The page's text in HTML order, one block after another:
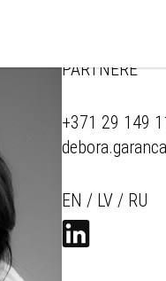
PARTNERE
+371 29 149
EN / LV / RU